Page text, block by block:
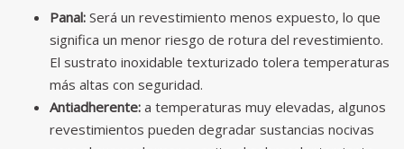
Panal: Será un revestimiento menos expuesto, lo que
significa un menor riesgo de rotura del revestimiento.
El sustrato inoxidable texturizado tolera temperaturas
más altas con seguridad.
Antiadherente: a temperaturas muy elevadas, algunos
revestimientos pueden degradar sustancias nocivas